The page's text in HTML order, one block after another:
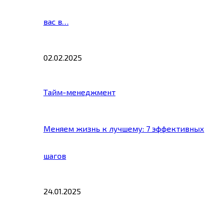
вас в…
02.02.2025
Тайм-менеджмент
Меняем жизнь к лучшему: 7 эффективных
шагов
24.01.2025